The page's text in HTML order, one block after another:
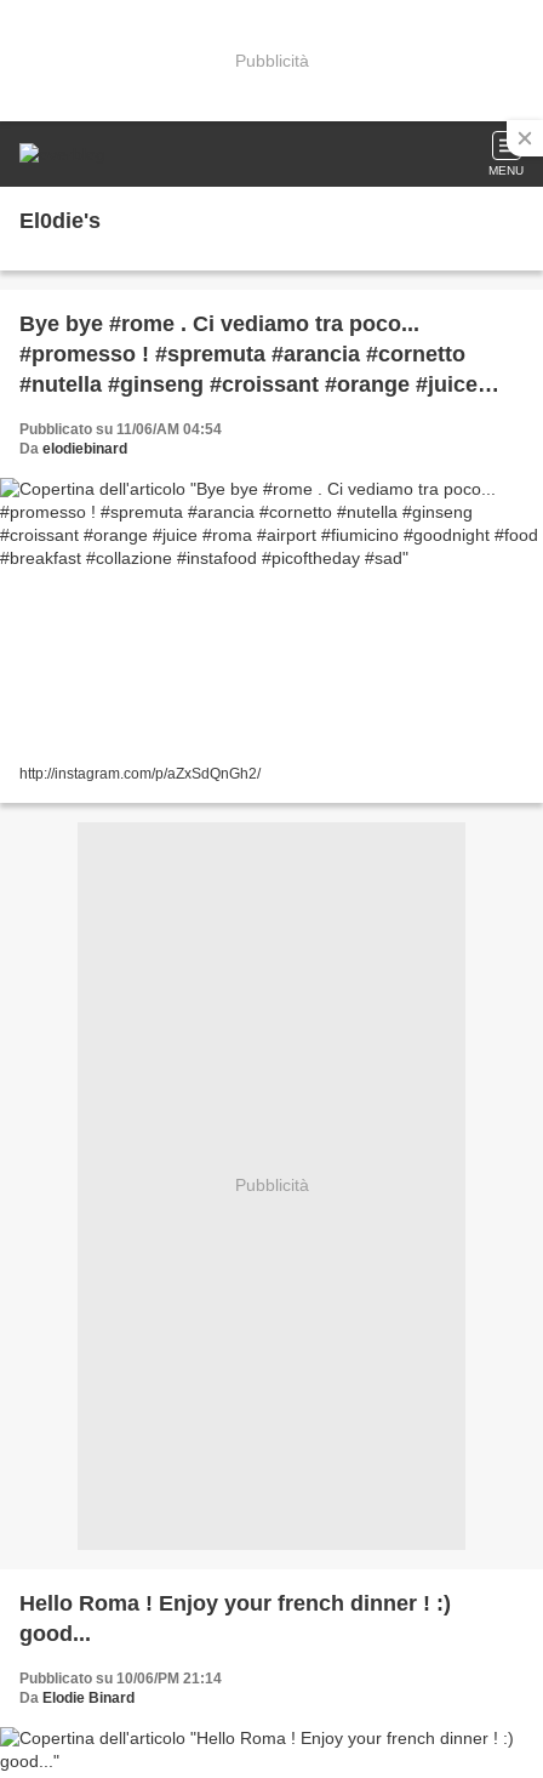
Pubblicità
MENU
El0die's
Bye bye #rome . Ci vediamo tra poco...
#promesso ! #spremuta #arancia #cornetto
#nutella #ginseng #croissant #orange #juice
#breakfast #collazione #instafood #picoftheday
Pubblicato su 11/06/AM 04:54
Da elodiebinard
http://instagram.com/p/aZxSdQnGh2/
Pubblicità
Hello Roma ! Enjoy your french dinner ! :)
good...
Pubblicato su 10/06/PM 21:14
Da Elodie Binard